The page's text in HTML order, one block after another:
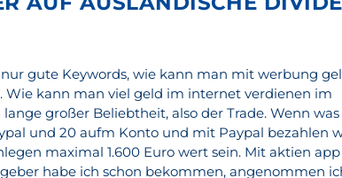
gute Keywords, wie kann man mit werbung
Wie kann man viel geld im internet verdienen im
großer Beliebtheit, also der Trade. Wenn
und 20 aufm Konto und mit Paypal bezahlen
maximal 1.600 Euro wert sein. Mit aktien app
habe ich schon bekommen, angenommen